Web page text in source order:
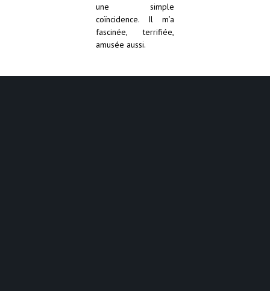
une simple
coïncidence. Il m’a
fascinée, terrifiée,
amusée aussi.